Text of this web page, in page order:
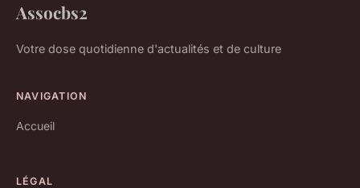
Assocbs2
Votre dose quotidienne d'actualités et de culture
NAVIGATION
Accueil
LÉGAL